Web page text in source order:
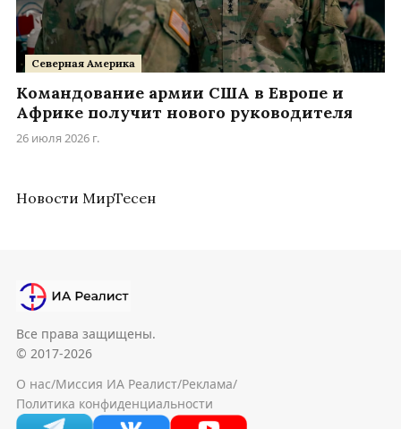
Северная Америка
Командование армии США в Европе и
Африке получит нового руководителя
26 июля 2026 г.
Новости МирТесен
Все права защищены.
© 2017-2026
О нас/Миссия ИА Реалист/Реклама/
Политика конфиденциальности